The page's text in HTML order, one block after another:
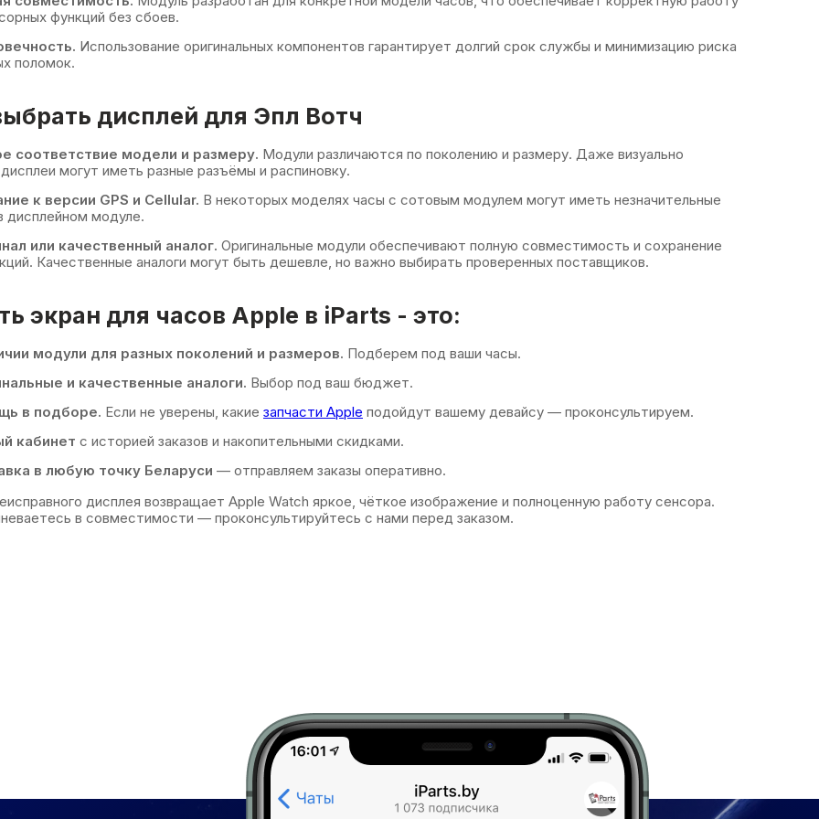
функций без сбоев.
Использование оригинальных компонентов гарантирует долгий срок службы и минимизацию риска
поломок.
дисплей для Эпл Вотч
соответствие модели и размеру. Модули различаются по поколению и размеру. Даже визуально
могут иметь разные разъёмы и распиновку.
к версии GPS и Cellular. В некоторых моделях часы с сотовым модулем могут иметь незначительные
дисплейном модуле.
или качественный аналог. Оригинальные модули обеспечивают полную совместимость и сохранение
Качественные аналоги могут быть дешевле, но важно выбирать проверенных поставщиков.
экран для часов Apple в iParts - это:
модули для разных поколений и размеров. Подберем под ваши часы.
и качественные аналоги. Выбор под ваш бюджет.
в подборе. Если не уверены, какие запчасти Apple подойдут вашему девайсу — проконсультируем.
кабинет с историей заказов и накопительными скидками.
в любую точку Беларуси — отправляем заказы оперативно.
дисплея возвращает Apple Watch яркое, чёткое изображение и полноценную работу сенсора.
в совместимости — проконсультируйтесь с нами перед заказом.